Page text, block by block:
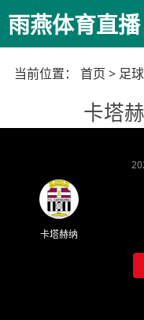
雨燕体育直播
当前位置： 首页 > 足
卡塔
卡塔赫纳